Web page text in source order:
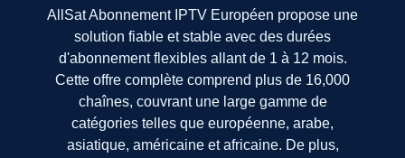
AllSat Abonnement IPTV Européen propose une
solution fiable et stable avec des durées
d'abonnement flexibles allant de 1 à 12 mois.
Cette offre complète comprend plus de 16,000
chaînes, couvrant une large gamme de
catégories telles que européenne, arabe,
asiatique, américaine et africaine. De plus,